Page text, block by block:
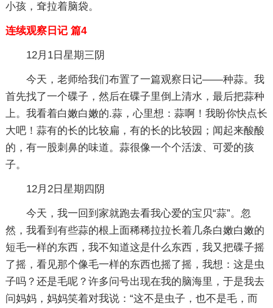
小孩，耷拉着脑袋。
连续观察日记 篇4
12月1日星期三阴
今天，老师给我们布置了一篇观察日记——种蒜。我
首先找了一个碟子，然后在碟子里倒上清水，最后把蒜种
上。我看着白嫩白嫩的.蒜，心里想：蒜啊！我盼你快点长
大吧！蒜有的长的比较扁，有的长的比较园；闻起来酸酸
的，有一股刺鼻的味道。蒜很像一个个活泼、可爱的孩
子。
12月2日星期四阴
今天，我一回到家就跑去看我心爱的宝贝“蒜”。忽
然，我看到有些蒜的根上面稀稀拉拉长着几条白嫩白嫩的
短毛一样的东西，我不知道这是什么东西，我又把碟子摇
了摇，看见那个像毛一样的东西也摇了摇，我想：这是虫
子吗？还是毛呢？许多问号出现在我的脑海里，于是我去
问妈妈，妈妈笑着对我说：“这不是虫子，也不是毛，而